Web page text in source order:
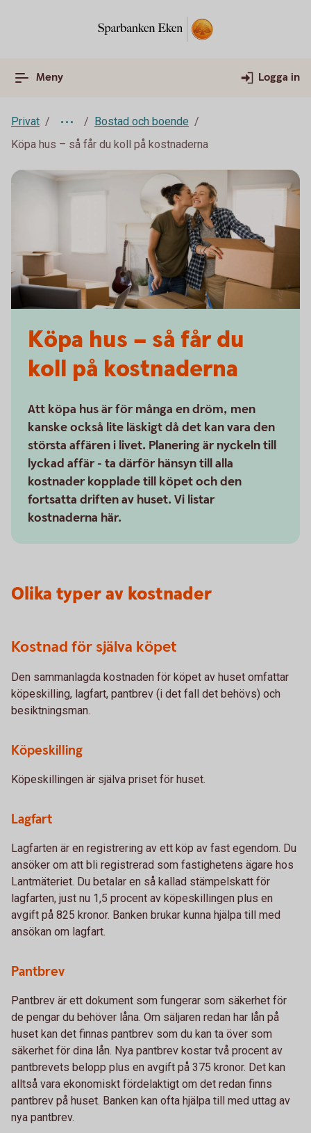
Meny Logga in
Privat
Bostad och boende
Köpa hus – så får du koll på kostnaderna
Köpa hus – så får du
koll på kostnaderna
Att köpa hus är för många en dröm, men
kanske också lite läskigt då det kan vara den
största affären i livet. Planering är nyckeln till
lyckad affär - ta därför hänsyn till alla
kostnader kopplade till köpet och den
fortsatta driften av huset. Vi listar
kostnaderna här.
Olika typer av kostnader
Kostnad för själva köpet
Den sammanlagda kostnaden för köpet av huset omfattar
köpeskilling, lagfart, pantbrev (i det fall det behövs) och
besiktningsman.
Köpeskilling
Köpeskillingen är själva priset för huset.
Lagfart
Lagfarten är en registrering av ett köp av fast egendom. Du
ansöker om att bli registrerad som fastighetens ägare hos
Lantmäteriet. Du betalar en så kallad stämpelskatt för
lagfarten, just nu 1,5 procent av köpeskillingen plus en
avgift på 825 kronor. Banken brukar kunna hjälpa till med
ansökan om lagfart.
Pantbrev
Pantbrev är ett dokument som fungerar som säkerhet för
de pengar du behöver låna. Om säljaren redan har lån på
huset kan det finnas pantbrev som du kan ta över som
säkerhet för dina lån. Nya pantbrev kostar två procent av
pantbrevets belopp plus en avgift på 375 kronor. Det kan
alltså vara ekonomiskt fördelaktigt om det redan finns
pantbrev på huset. Banken kan ofta hjälpa till med uttag av
nya pantbrev.